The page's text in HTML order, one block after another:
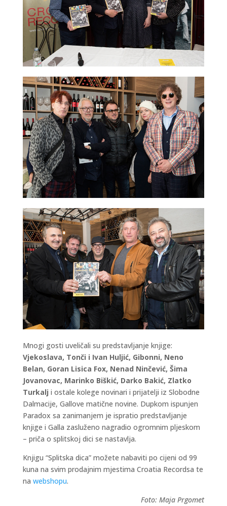
Mnogi gosti uveličali su predstavljanje knjige:
Vjekoslava, Tonči i Ivan Huljić, Gibonni, Neno
Belan, Goran Lisica Fox, Nenad Ninčević, Šima
Jovanovac, Marinko Biškić, Darko Bakić, Zlatko
Turkalj i ostale kolege novinari i prijatelji iz Slobodne
Dalmacije, Gallove matične novine. Dupkom ispunjen
Paradox sa zanimanjem je ispratio predstavljanje
knjige i Galla zasluženo nagradio ogromnim pljeskom
– priča o splitskoj dici se nastavlja.
Knjigu “Splitska dica” možete nabaviti po cijeni od 99
kuna na svim prodajnim mjestima Croatia Recordsa te
na webshopu.
Foto: Maja Prgomet